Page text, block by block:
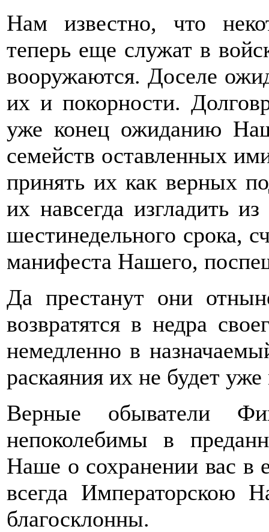
Нам известно, что
теперь еще служат в
вооружаются. Доселе
их и покорности.
уже конец ожиданию
семейств оставленных
принять их как верных
их навсегда изгладить
шестинедельного срока,
манифеста Нашего,
Да престанут они
возвратятся в недра
немедленно в
раскаяния их не будет уже
Верные обыватели
непоколебимы в
Наше о сохранении вас в
всегда Императорскою
благосклонны.